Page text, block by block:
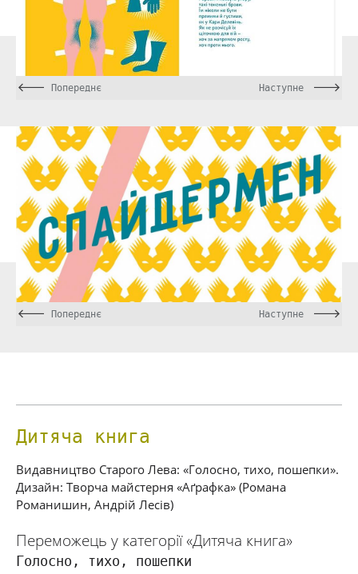
Наступне
Попереднє
Наступне
Попереднє
Дитяча книга
Видавництво Старого Лева: «Голосно, тихо, пошепки».
Дизайн: Творча майстерня «Аґрафка» (Романа
Романишин, Андрій Лесів)
Переможець у категорії «Дитяча книга»
Голосно, тихо, пошепки